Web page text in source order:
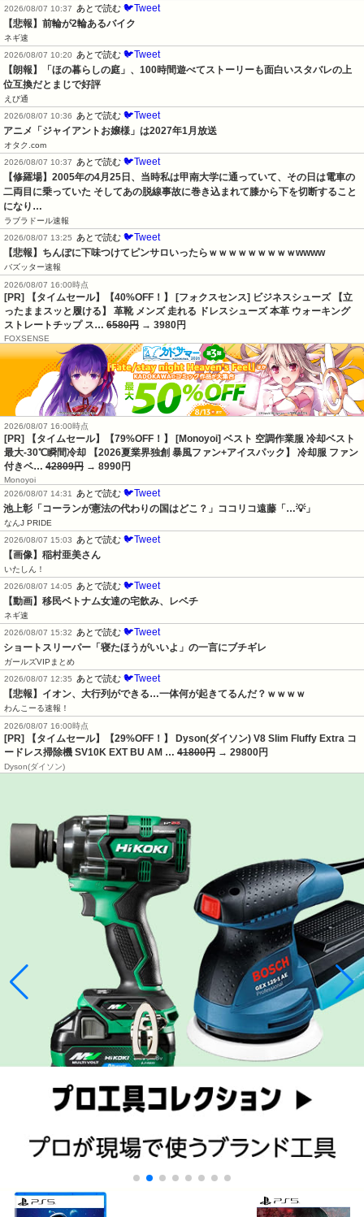
2026/08/07 10:37
あとで読む 🐦Tweet
【悲報】前輪が2輪あるバイク
ネギ速
2026/08/07 10:20
あとで読む 🐦Tweet
【朗報】「ほの暮らしの庭」、100時間遊べてストーリーも面白いスタバレの上
位互換だとまじで好評
えび通
2026/08/07 10:36
あとで読む 🐦Tweet
アニメ「ジャイアントお嬢様」は2027年1月放送
オタク.com
2026/08/07 10:37
あとで読む 🐦Tweet
【修羅場】2005年の4月25日、当時私は甲南大学に通っていて、その日は電車の
二両目に乗っていた そしてあの脱線事故に巻き込まれて膝から下を切断すること
になり…
ラブラドール速報
2026/08/07 13:25
あとで読む 🐦Tweet
【悲報】ちんぽに下味つけてピンサロいったらｗｗｗｗｗｗｗｗｗwwww
バズッター速報
2026/08/07 16:00時点
[PR] 【タイムセール】【40%OFF！】 [フォクスセンス] ビジネスシューズ 【立
ったままスッと履ける】 革靴 メンズ 走れる ドレスシューズ 本革 ウォーキング
ストレートチップ ス… 6580円 → 3980円
FOXSENSE
2026/08/07 16:00時点
[PR] 【タイムセール】【79%OFF！】 [Monoyoi] ベスト 空調作業服 冷却ベスト
最大-30℃瞬間冷却 【2026夏業界独創 暴風ファン+アイスパック】 冷却服 ファン
付きベ… 42809円 → 8990円
Monoyoi
2026/08/07 14:31
あとで読む 🐦Tweet
池上彰「コーランが憲法の代わりの国はどこ？」ココリコ遠藤「…💡」
なんJ PRIDE
2026/08/07 15:03
あとで読む 🐦Tweet
【画像】稲村亜美さん
いたしん！
2026/08/07 14:05
あとで読む 🐦Tweet
【動画】移民ベトナム女達の宅飲み、レベチ
ネギ速
2026/08/07 15:32
あとで読む 🐦Tweet
ショートスリーパー「寝たほうがいいよ」の一言にブチギレ
ガールズVIPまとめ
2026/08/07 12:35
あとで読む 🐦Tweet
【悲報】イオン、大行列ができる…一体何が起きてるんだ？ｗｗｗｗ
わんこーる速報！
2026/08/07 16:00時点
[PR] 【タイムセール】【29%OFF！】 Dyson(ダイソン) V8 Slim Fluffy Extra コ
ードレス掃除機 SV10K EXT BU AM … 41800円 → 29800円
Dyson(ダイソン)